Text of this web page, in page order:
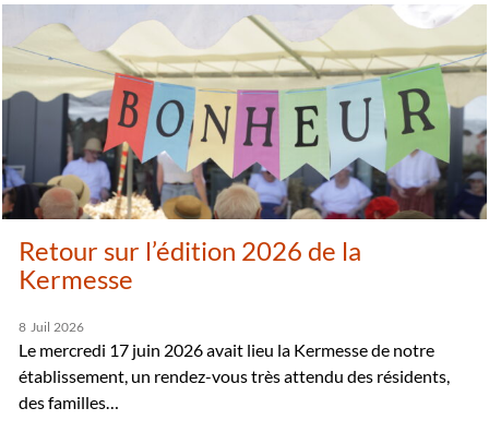
Retour sur l’édition 2026 de la
Kermesse
8 Juil 2026
Le mercredi 17 juin 2026 avait lieu la Kermesse de notre
établissement, un rendez-vous très attendu des résidents,
des familles…